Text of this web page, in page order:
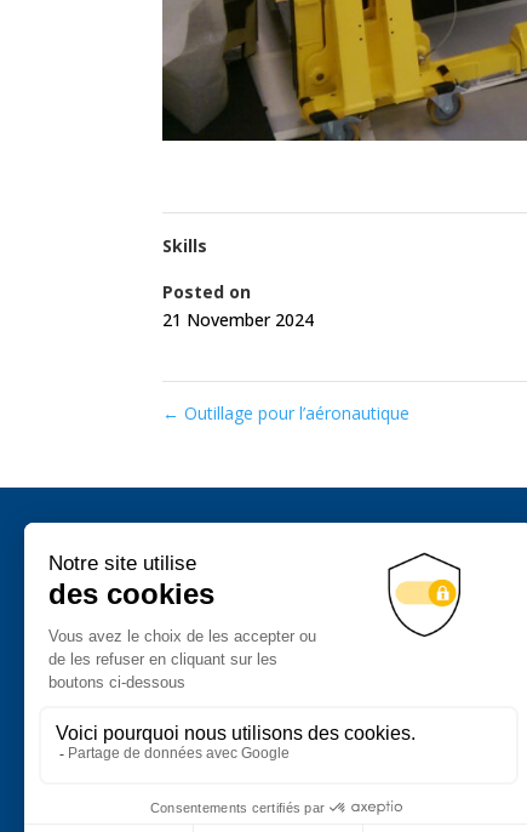
Skills
Posted on
21 November 2024
← Outillage pour l’aéronautique
Chaudronnerie
Serrurerie industrielle
Mécano-soudure
Outillages industriels sur-mesure